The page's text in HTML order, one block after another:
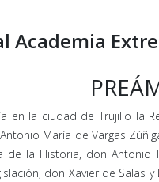
Academia
en la ciudad de Trujillo la
María de Vargas
de la Historia, don Antonio
don Xavier de Salas